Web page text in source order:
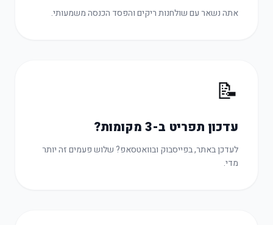
אתה נשאר עם שולחנות ריקים והפסד הכנסה משמעותי.
📝
עדכון תפריט ב-3 מקומות?
לעדכן באתר, בפייסבוק ובוואטסאפ? שלוש פעמים זה יותר
מדי.